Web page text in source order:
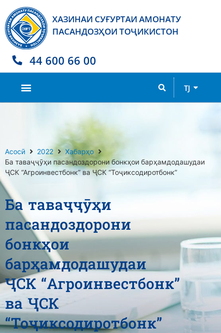
ХАЗИНАИ СУҒУРТАИ АМОНАТУ
ПАСАНДОЗҲОИ ТОҶИКИСТОН
44 600 66 00
TJ
EN
Асосӣ 2022
Хабарҳо
Ба таваҷҷӯҳи пасандоздорони бонкҳои барҳамдодашудаи
ҶСК “Агроинвестбонк” ва ҶСК “Тоҷиксодиротбонк”
Ба таваҷҷӯҳи
пасандоздорони
бонкҳои
барҳамдодашудаи
ҶСК “Агроинвестбонк”
ва ҶСК
“Тоҷиксодиротбонк”